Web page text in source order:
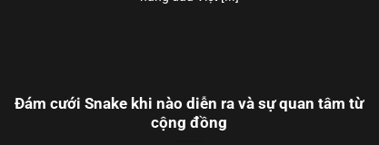
Đám cưới Snake khi nào diễn ra và sự quan tâm từ
cộng đồng